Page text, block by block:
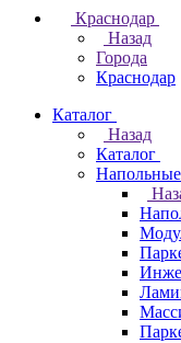
Краснодар
Назад
Города
Краснодар
Каталог
Назад
Каталог